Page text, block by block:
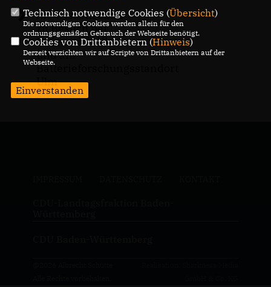
AK Wissenschaft
zu Besuch bei
Universität Ulm
und am
Batterieforschungsstandort
Ulm
Technisch notwendige Cookies (Übersicht)
Die notwendigen Cookies werden allein für den
ordnungsgemäßen Gebrauch der Webseite benötigt.
Cookies von Drittanbietern (Hinweis)
Derzeit verzichten wir auf Scripte von Drittanbietern auf der
Webseite.
Einverstanden